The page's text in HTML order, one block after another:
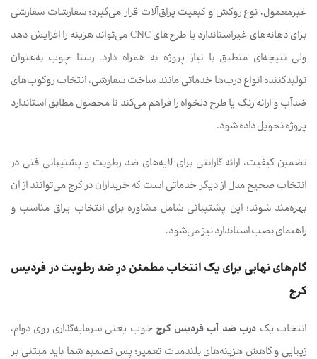
غیرمعمول، نوع روکش و کیفیت یراق‌آلات قرار می‌گیرد؛ سفارشات سفارشی
برای دهانه‌های غیراستاندارد یا طرح‌های CNC می‌تواند هزینه را افزایش دهد
ولی نتیجه‌ای منطبق با نیاز پروژه به همراه دارد. رستا چوب به‌عنوان
تولیدکننده انواع درب‌ها خدماتی مانند ساخت سفارشی، انتخاب روکوب‌های
ضدآب و ارائه رنگ یا طرح دلخواه را فراهم می‌کند تا محصول مطابق استاندارد
پروژه تحویل داده شود.
تضمین کیفیت، ارائه گارانتی برای لایه‌های ضد رطوبت و پشتیبانی فنی در
انتخاب صحیح مدل از دیگر خدماتی است که خریداران در کرج می‌توانند از آن
بهره‌مند شوند؛ این پشتیبانی شامل مشاوره برای انتخاب یراق مناسب و
راهنمای نصب استاندارد نیز می‌شود.
گام‌های نهایی برای یک انتخاب مطمئن درِ ضد رطوبت در فردیس
کرج
انتخاب یک درب ضد آب فردیس کرج خوب یعنی سرمایه‌گذاری روی دوام،
زیبایی و کاهش هزینه‌های بلندمدت تعمیر؛ پس تصمیم شما باید مبتنی بر